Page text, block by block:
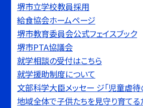
堺市立学校教員採用
給食協会ホームページ
堺市教育委員会公式フェイスブック
堺市PTA協議会
就学相談の受付はこちら
就学援助制度について
文部科学大臣メッセー ジ「児童虐
地域全体で子供たちを見守り育てる